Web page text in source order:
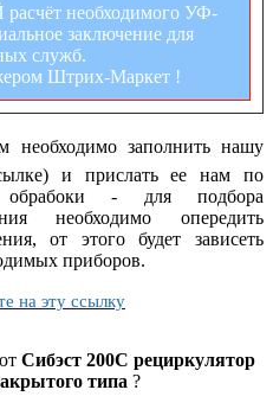
необходимого УФ-
заключение для
служб.
Штрих-Маркет !
необходимо заполнить нашу
и прислать ее нам по
обрабоки - для подбора
необходимо опередить
от этого будет зависеть
приборов.
на эту ссылку
Сибэст 200С рециркулятор
типа ?